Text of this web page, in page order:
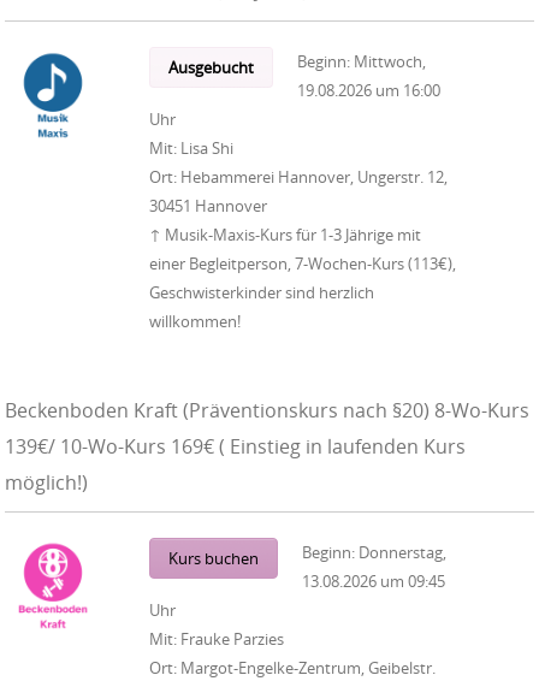
Ausgebucht Beginn: Mittwoch,
19.08.2026 um 16:00
Uhr
Mit: Lisa Shi
Ort: Hebammerei Hannover, Ungerstr. 12,
30451 Hannover
↑ Musik-Maxis-Kurs für 1-3 Jährige mit
einer Begleitperson, 7-Wochen-Kurs (113€),
Geschwisterkinder sind herzlich
willkommen!
Beckenboden Kraft (Präventionskurs nach §20) 8-Wo-Kurs
139€/ 10-Wo-Kurs 169€ ( Einstieg in laufenden Kurs
möglich!)
Kurs buchen Beginn: Donnerstag,
13.08.2026 um 09:45
Uhr
Mit: Frauke Parzies
Ort: Margot-Engelke-Zentrum, Geibelstr.